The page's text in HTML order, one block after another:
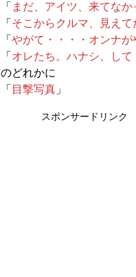
「 まだ、アイツ、来てなか
「 そこからクルマ、見えて
「やがて・・・・オンナが
「 オレたち。ハナシ、し
のどれかに
「 目撃写真 」
スポンサードリンク